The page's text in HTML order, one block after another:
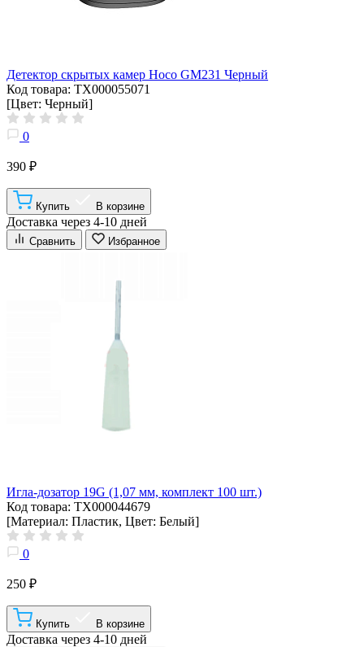
Детектор скрытых камер Hoco GM231 Черный
Код товара: ТХ000055071
[Цвет: Черный]
0
390 ₽
Купить В корзине
Доставка через 4-10 дней
Сравнить Избранное
Игла-дозатор 19G (1,07 мм, комплект 100 шт.)
Код товара: ТХ000044679
[Материал: Пластик, Цвет: Белый]
0
250 ₽
Купить В корзине
Доставка через 4-10 дней